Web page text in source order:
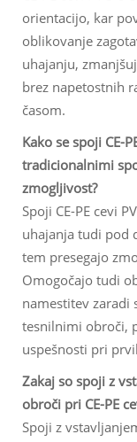
orientacijo, kar
oblikovanje
uhajanju,
brez napetostnih
časom.
Kako se spoji CE-
tradicionalnimi
zmogljivost?
Spoji CE-PE cevi
uhajanja tudi pod
tem presegajo
Omogočajo tudi
namestitev zaradi
tesnilnimi obroči,
uspešnosti pri
Zakaj so spoji z
obroči pri CE-PE
Spoji z